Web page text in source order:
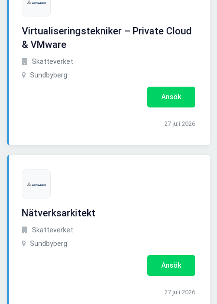
Virtualiseringstekniker – Private Cloud
& VMware
Skatteverket
Sundbyberg
Ansök
27 juli 2026
Nätverksarkitekt
Skatteverket
Sundbyberg
Ansök
27 juli 2026